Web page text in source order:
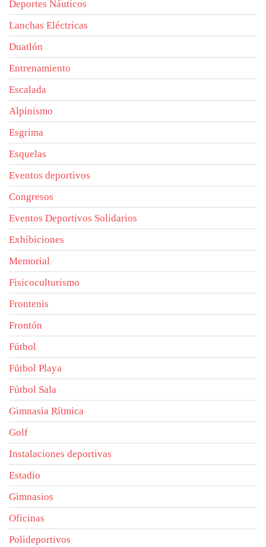
Deportes Náuticos
Lanchas Eléctricas
Duatlón
Entrenamiento
Escalada
Alpinismo
Esgrima
Esquelas
Eventos deportivos
Congresos
Eventos Deportivos Solidarios
Exhibiciones
Memorial
Fisicoculturismo
Frontenis
Frontón
Fútbol
Fútbol Playa
Fútbol Sala
Gimnasia Rítmica
Golf
Instalaciones deportivas
Estadio
Gimnasios
Oficinas
Polideportivos